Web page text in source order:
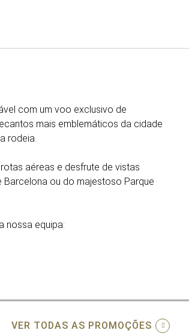
com um voo exclusivo de
mais emblemáticos da cidade
rodeia.
aéreas e desfrute de vistas
ou do majestoso Parque
nossa equipa:
VER TODAS AS PROMOÇÕES